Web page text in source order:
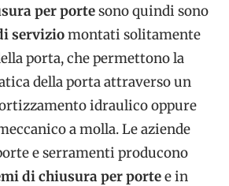
per portesono quindi sono
serviziomontati solitamente
porta, che permettono la
della porta attraverso un
idraulico oppure
a molla. Le aziende
e serramenti producono
di chiusura per portee in